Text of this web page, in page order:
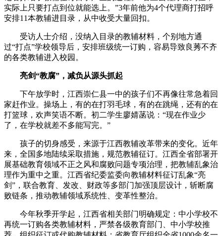
实际上只要打点到位就能选上。”3年前他为4个代理商打招呼
安排11本教辅进目录，从中收受大量回扣。
受访人士介绍，没纳入目录的教辅材料，个别地方通
过“打点”学校领导后，安排班级统一订购，容易导致良莠不齐
的各类教辅进入校园。
亮剑“教腐”，减负从源头抓起
下午放学时，江西崇仁县一中的孩子们不再像往常急着回
家赶作业。操场上，有的在打羽毛球，有的在跳绳，还有的在
打篮球，欢声笑语不断。初二学生廖婧菡说：“现在作业少
了，在学校就差不多能写完。”
孩子的切身感受，来源于江西教辅改革带来的变化。近年
来，全国多地陆续采取措施，规范教辅征订。江西全省部署开
展基础教育领域不正之风和腐败问题专项治理，把教辅乱象治
理作为重中之重。江西省纪委监委向教辅材料征订乱象“亮
剑”，联合教育、发改、财政等多部门加强顶层设计，斩断腐
败链条，推动教辅领域系统性、变革性整治。
今年秋季开学起，江西省相关部门明确规定：中小学校不
再统一订购各类教辅材料，严禁各级教育部门、中小学校推